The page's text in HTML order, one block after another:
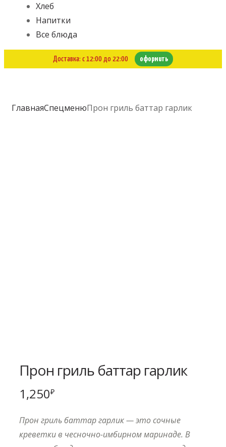
Хлеб
Напитки
Все блюда
Доставка: с 12:00 до 22:00 оформить
ГлавнаяСпецменюПрон гриль баттар гарлик
Прон гриль баттар гарлик
1,250₽
Прон гриль баттар гарлик — это сочные
креветки в чесночно-имбирном маринаде. В